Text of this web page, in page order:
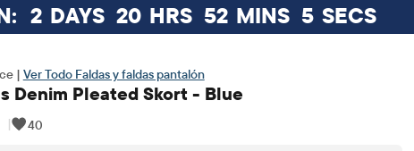
2 DAYS 20 HRS 52 MINS 4 SECS
| Ver Todo Faldas y faldas pantalón
Denim Pleated Skort - Blue
| 40